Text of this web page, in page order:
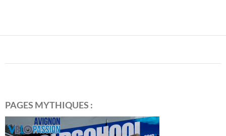
PAGES MYTHIQUES :